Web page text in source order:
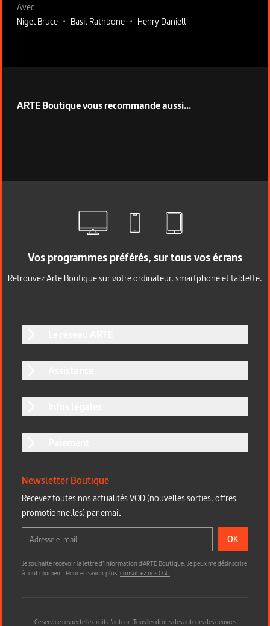
Avec
Nigel Bruce • Basil Rathbone • Henry Daniell
ARTE Boutique vous recommande aussi...
Vos programmes préférés, sur tous vos écrans
Retrouvez Arte Boutique sur votre ordinateur, smartphone et tablette.
Newsletter Boutique
Recevez toutes nos actualités VOD (nouvelles sorties, offres
promotionnelles) par email
OK
Je souhaite recevoir la lettre d’information d'ARTE Boutique. Je peux me désinscrire
à tout moment. Pour en savoir plus,consultez nos CGU.
Ce service respecte le droit d’auteur. Tous les droits des auteurs des oeuvres